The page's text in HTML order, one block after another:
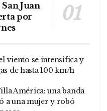
Juan
por
viento se intensifica y
de hasta 100 km/h
América: una banda
a una mujer y robó